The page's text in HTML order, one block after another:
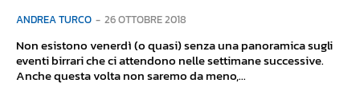
ANDREA TURCO - 26 OTTOBRE 2018
Non esistono venerdì (o quasi) senza una panoramica sugli
eventi birrari che ci attendono nelle settimane successive.
Anche questa volta non saremo da meno,...